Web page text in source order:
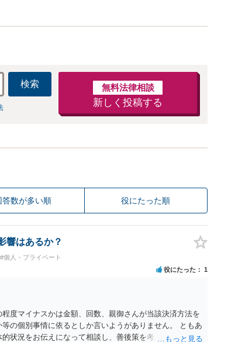
検索 無料法律相談
新しく投稿する
答数が多い順 役にたった順
響はあるか？
#個人・プライベート
役にたった 1
度マイナスかは金額、回数、親御さんが当該決済方法を
の個別事情に依るとしか言いようがありません。 ともあ
状況をお伝えになって相談し、善後策を考えることをお